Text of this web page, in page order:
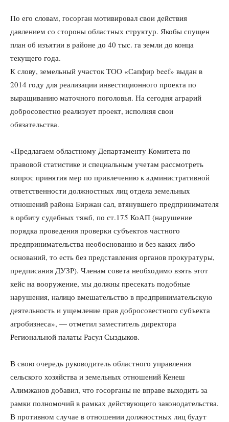
По его словам, госорган мотивировал свои действия
давлением со стороны областных структур. Якобы спущен
план об изъятии в районе до 40 тыс. га земли до конца
текущего года.
К слову, земельный участок ТОО «Сапфир beef» выдан в
2014 году для реализации инвестиционного проекта по
выращиванию маточного поголовья. На сегодня аграрий
добросовестно реализует проект, исполняя свои
обязательства.
«Предлагаем областному Департаменту Комитета по
правовой статистике и специальным учетам рассмотреть
вопрос принятия мер по привлечению к административной
ответственности должностных лиц отдела земельных
отношений района Биржан сал, втянувшего предпринимателя
в орбиту судебных тяжб, по ст.175 КоАП (нарушение
порядка проведения проверки субъектов частного
предпринимательства необоснованно и без каких-либо
оснований, то есть без представления органов прокуратуры,
предписания ДУЗР). Членам совета необходимо взять этот
кейс на вооружение, мы должны пресекать подобные
нарушения, налицо вмешательство в предпринимательскую
деятельность и ущемление прав добросовестного субъекта
агробизнеса», — отметил заместитель директора
Региональной палаты Расул Сыздыков.
В свою очередь руководитель областного управления
сельского хозяйства и земельных отношений Кенеш
Алимжанов добавил, что госорганы не вправе выходить за
рамки полномочий в рамках действующего законодательства.
В противном случае в отношении должностных лиц будут